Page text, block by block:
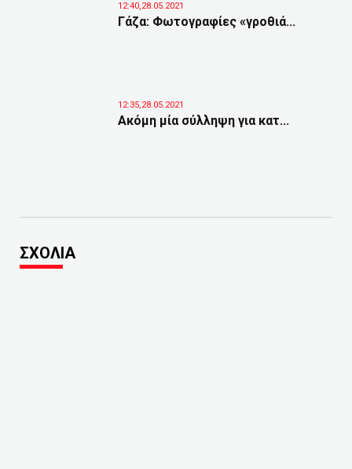
12:40,28.05.2021
Γάζα: Φωτογραφίες «γροθιά...
12:35,28.05.2021
Ακόμη μία σύλληψη για κατ...
ΣΧΟΛΙΑ